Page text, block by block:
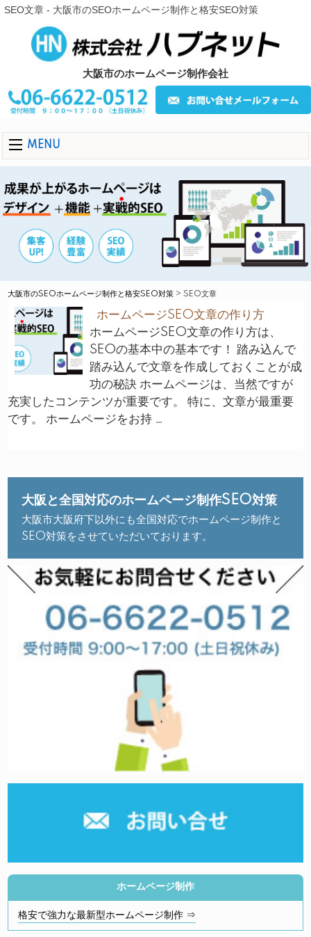
SEO文章 - 大阪市のSEOホームページ制作と格安SEO対策
大阪市のホームページ制作会社
MENU
大阪市のSEOホームページ制作と格安SEO対策 >SEO文章
ホームページSEO文章の作り方
ホームページSEO文章の作り方は、
SEOの基本中の基本です！ 踏み込んで
踏み込んで文章を作成しておくことが成
功の秘訣 ホームページは、当然ですが
充実したコンテンツが重要です。 特に、文章が最重要
です。 ホームページをお持 …
大阪と全国対応のホームページ制作SEO対策
大阪市大阪府下以外にも全国対応でホームページ制作と
SEO対策をさせていただいております。
ホームページ制作
格安で強力な最新型ホームページ制作 ⇒